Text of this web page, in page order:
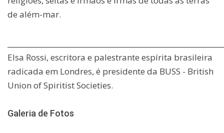
de além-mar.
Elsa Rossi, escritora e palestrante espírita brasileira
radicada em Londres, é presidente da BUSS - British
Union of Spiritist Societies.
Galeria de Fotos